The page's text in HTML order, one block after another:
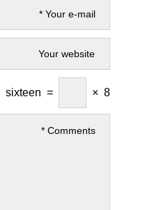
8
×
=
sixteen